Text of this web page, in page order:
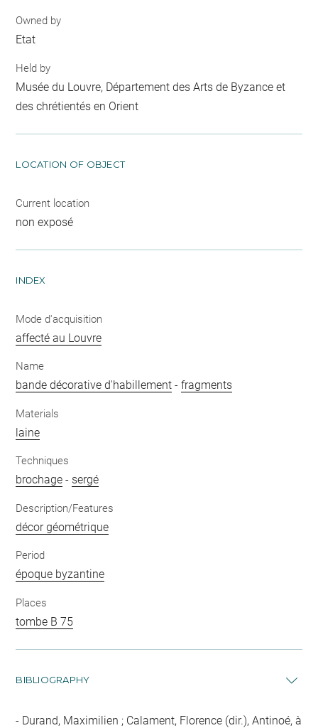
Owned by
Etat
Held by
Musée du Louvre, Département des Arts de Byzance et
des chrétientés en Orient
LOCATION OF OBJECT
Current location
non exposé
INDEX
Mode d'acquisition
affecté au Louvre
Name
bande décorative d'habillement -fragments
Materials
laine
Techniques
brochage - sergé
Description/Features
décor géométrique
Period
époque byzantine
Places
tombe B 75
BIBLIOGRAPHY
Durand, Maximilien ; Calament, Florence (dir.), Antinoé, à